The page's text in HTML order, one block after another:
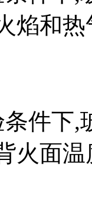
焰和
件下,
火面